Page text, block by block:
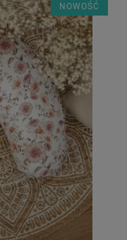
NOWOŚĆ